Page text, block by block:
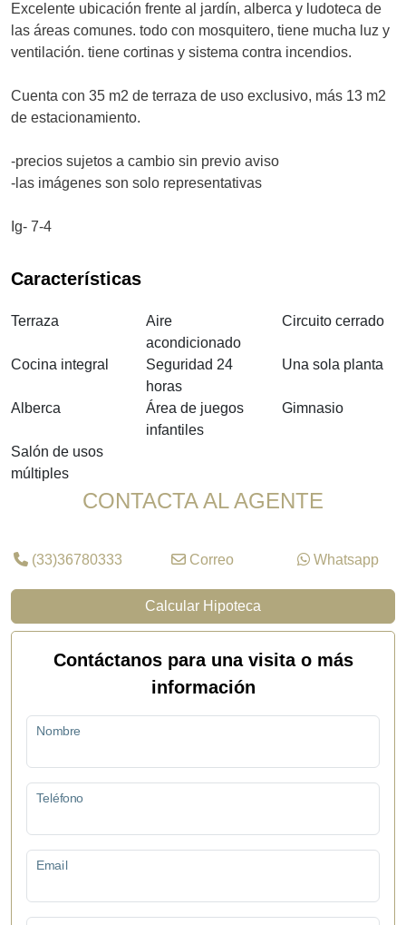
Excelente ubicación frente al jardín, alberca y ludoteca de
las áreas comunes. todo con mosquitero, tiene mucha luz y
ventilación. tiene cortinas y sistema contra incendios.
Cuenta con 35 m2 de terraza de uso exclusivo, más 13 m2
de estacionamiento.
-precios sujetos a cambio sin previo aviso
-las imágenes son solo representativas
Ig- 7-4
Características
Terraza
Aire
acondicionado
Circuito cerrado
Cocina integral
Seguridad 24
horas
Una sola planta
Alberca
Área de juegos
infantiles
Gimnasio
Salón de usos
múltiples
CONTACTA AL AGENTE
(33)36780333 Correo Whatsapp
Calcular Hipoteca
Contáctanos para una visita o más
información
Nombre
Teléfono
Email